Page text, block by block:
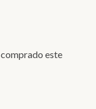
este